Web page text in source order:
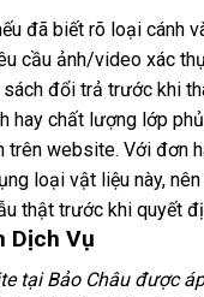
đã biết rõ loại cánh
cầu ảnh/video xác
đổi trả trước khi
hay chất lượng lớp
trên website. Với đơn
loại vật liệu này,
thật trước khi quyết
Dịch Vụ
tại Bảo Châu được